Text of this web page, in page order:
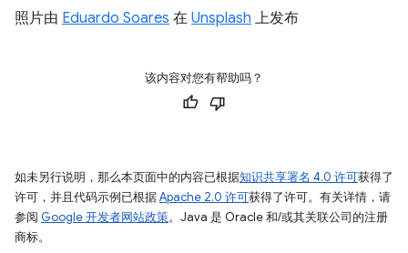
照片由 Eduardo Soares 在 Unsplash 上发布
该内容对您有帮助吗？
如未另行说明，那么本页面中的内容已根据知识共享署名 4.0 许可获得了
许可，并且代码示例已根据Apache 2.0 许可获得了许可。有关详情，请
参阅 Google 开发者网站政策。Java 是 Oracle 和/或其关联公司的注册
商标。